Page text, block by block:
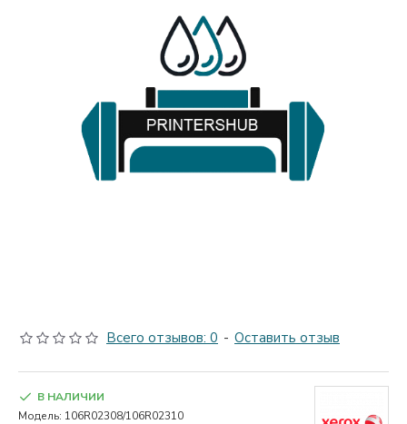
Всего отзывов: 0 - Оставить отзыв
В НАЛИЧИИ
Модель: 106R02308/106R02310